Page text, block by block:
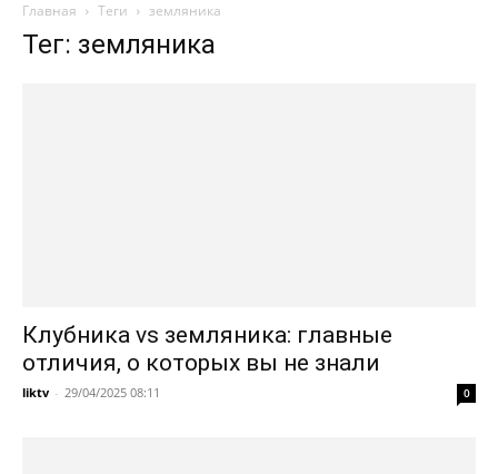
Главная Теги земляника
Тег: земляника
Клубника vs земляника: главные
отличия, о которых вы не знали
liktv - 29/04/2025 08:11 0